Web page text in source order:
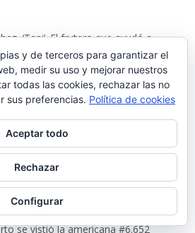
‘Tani’. El frutero que ayudó a
#6.656
Se hacen fiestas a domicilio
a El Puerto en la garganta #6.654
Lena: una tertulia de 2004 sobre el
estaba perdiendo #6.653
se vistió la americana #6.652
y de terceros para garantizar el
medir su uso y mejorar nuestros
todas las cookies, rechazar las no
sus preferencias. Política de cookies
Aceptar todo
Rechazar
Configurar